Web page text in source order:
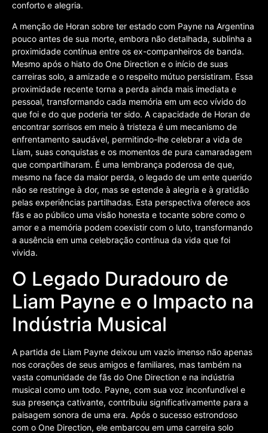
conforto e alegria.
A menção de Horan sobre ter estado com Payne na Argentina
pouco antes de sua morte, embora não detalhada, sublinha a
proximidade contínua entre os ex-companheiros de banda.
Mesmo após o hiato do One Direction e o início de suas
carreiras solo, a amizade e o respeito mútuo persistiram. Essa
proximidade recente torna a perda ainda mais imediata e
pessoal, transformando cada memória em um eco vívido do
que foi e do que poderia ter sido. A capacidade de Horan de
encontrar sorrisos em meio à tristeza é um mecanismo de
enfrentamento saudável, permitindo-lhe celebrar a vida de
Liam, suas conquistas e os momentos de pura camaradagem
que compartilharam. É uma lembrança poderosa de que,
mesmo na face da maior perda, o legado de um ente querido
não se restringe à dor, mas se estende à alegria e à gratidão
pelas experiências partilhadas. Esta perspectiva oferece aos
fãs e ao público uma visão honesta e tocante sobre como o
amor e a memória podem coexistir com o luto, transformando
a ausência em uma celebração contínua da vida que foi
vivida.
O Legado Duradouro de
Liam Payne e o Impacto na
Indústria Musical
A partida de Liam Payne deixou um vazio imenso não apenas
nos corações de seus amigos e familiares, mas também na
vasta comunidade de fãs do One Direction e na indústria
musical como um todo. Payne, com sua voz inconfundível e
sua presença cativante, contribuiu significativamente para a
paisagem sonora de uma era. Após o sucesso estrondoso
com o One Direction, ele embarcou em uma carreira solo